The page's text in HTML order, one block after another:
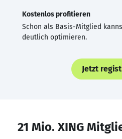
Kostenlos profitieren
Schon als Basis-Mitglied
deutlich optimieren.
Jetzt
21 Mio. XING